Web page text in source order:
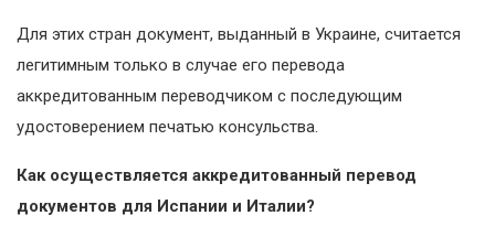
Для этих стран документ, выданный в Украине, считается
легитимным только в случае его перевода
аккредитованным переводчиком с последующим
удостоверением печатью консульства.
Как осуществляется аккредитованный перевод
документов для Испании и Италии?